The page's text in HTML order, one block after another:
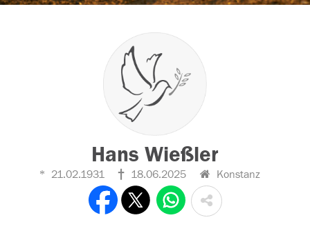
Hans Wießler
21.02.1931 18.06.2025 Konstanz